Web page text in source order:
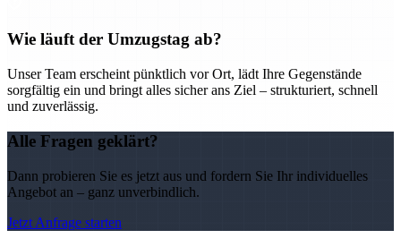
Wie läuft der Umzugstag ab?
Unser Team erscheint pünktlich vor Ort, lädt Ihre Gegenstände
sorgfältig ein und bringt alles sicher ans Ziel – strukturiert, schnell
und zuverlässig.
Alle Fragen geklärt?
Dann probieren Sie es jetzt aus und fordern Sie Ihr individuelles
Angebot an – ganz unverbindlich.
Jetzt Anfrage starten